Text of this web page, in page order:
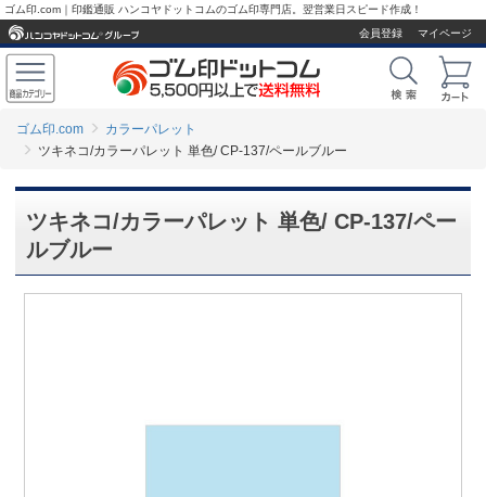
ゴム印.com｜印鑑通販 ハンコヤドットコムのゴム印専門店。翌営業日スピード作成！
会員登録
マイページ
ゴム印.com
カラーパレット
ツキネコ/カラーパレット 単色/ CP-137/ペールブルー
ツキネコ/カラーパレット 単色/ CP-137/ペー
ルブルー